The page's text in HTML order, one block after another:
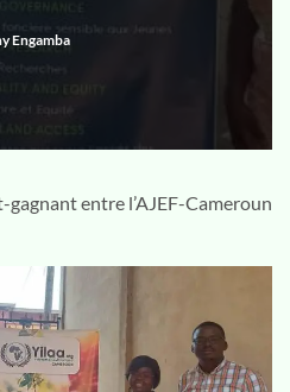
Engamba
entre l’AJEF-Cameroun